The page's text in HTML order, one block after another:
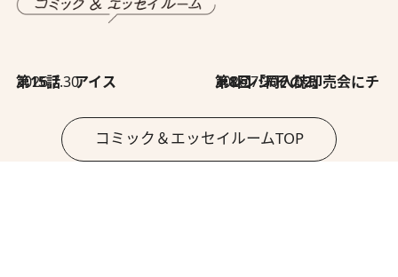
2026.7.30
第15話 アイス 2026.7.30
第8回「同人誌即売会にチャレンジ その2」
コミック＆エッセイルームTOP